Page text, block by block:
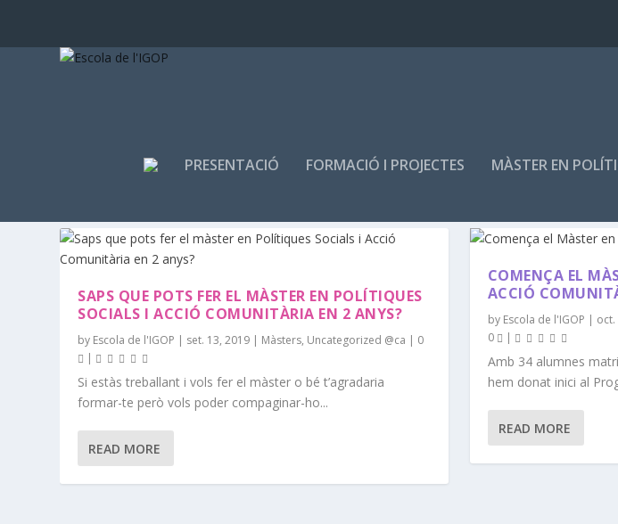
PRESENTACIÓ FORMACIÓ I PROJECTES MÀSTER EN
SAPS QUE POTS FER EL MÀSTER EN POLÍTIQUES
SOCIALS I ACCIÓ COMUNITÀRIA EN 2 ANYS?
by Escola de l'IGOP | set. 13, 2019 | Màsters, Uncategorized @ca | 0
|
Si estàs treballant i vols fer el màster o bé t’agradaria
formar-te però vols poder compaginar-ho...
READ MORE
COMENÇA EL
ACCIÓ
by Escola de l'IGOP | oct.
0
|
Amb 34 alumnes
hem donat inici al
READ MORE